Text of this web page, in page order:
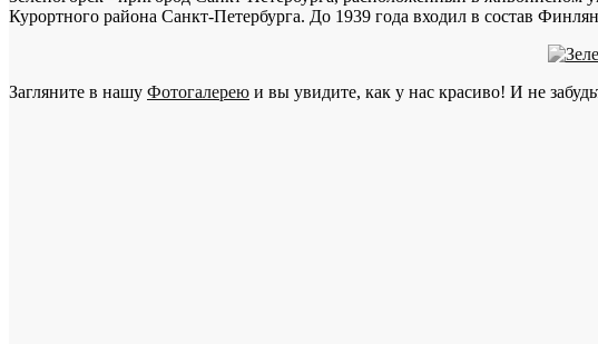
Курортного района Санкт-Петербурга. До 1939 года входил в состав
Загляните в нашу Фотогалерею и вы увидите, как у нас красиво! И не